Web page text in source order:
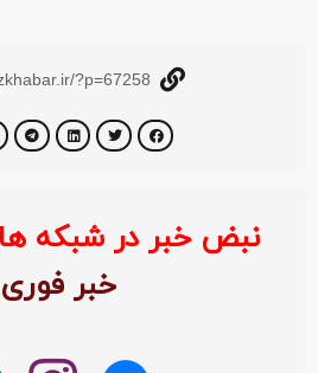
?p=67258
نبض خبر در شبکه
خبر فوری